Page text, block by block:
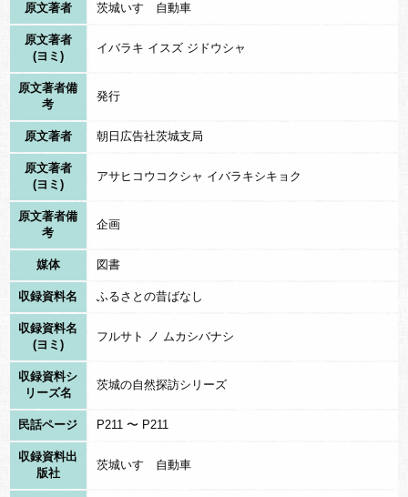
原文著者 茨城いすゞ自動車
原文著者
(ヨミ)
イバラキ イスズ ジドウシャ
原文著者備
考
発行
原文著者 朝日広告社茨城支局
原文著者
(ヨミ)
アサヒコウコクシャ イバラキシキョク
原文著者備
考
企画
媒体 図書
収録資料名 ふるさとの昔ばなし
収録資料名
(ヨミ)
フルサト ノ ムカシバナシ
収録資料シ
リーズ名
茨城の自然探訪シリーズ
民話ページ P211 〜 P211
収録資料出
版社
茨城いすゞ自動車